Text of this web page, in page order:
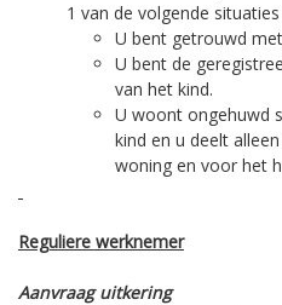
1 van de volgende
U bent getrouwd
U bent de
van het kind.
U woont ongehuwd
kind en u deelt
woning en voor het
Reguliere werknemer
Aanvraag uitkering